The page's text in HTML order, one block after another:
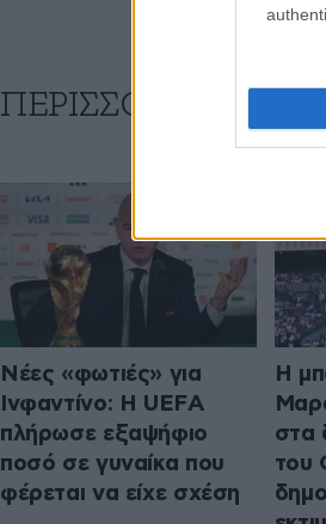
ΠΕΡΙΣΣΟΤΕΡΑ ΑΠΟ
Νέες «φωτιές» για
Ινφαντίνο: Η UEFA
πλήρωσε εξαψήφιο
ποσό σε γυναίκα που
φέρεται να είχε σχέση
Η
στα
του